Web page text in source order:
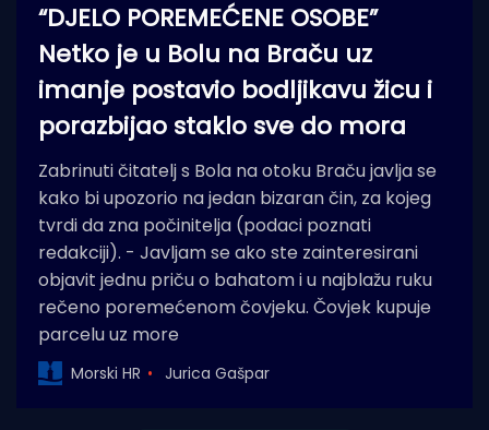
“DJELO POREMEĆENE OSOBE”
Netko je u Bolu na Braču uz
imanje postavio bodljikavu žicu i
porazbijao staklo sve do mora
Zabrinuti čitatelj s Bola na otoku Braču javlja se
kako bi upozorio na jedan bizaran čin, za kojeg
tvrdi da zna počinitelja (podaci poznati
redakciji). - Javljam se ako ste zainteresirani
objavit jednu priču o bahatom i u najblažu ruku
rečeno poremećenom čovjeku. Čovjek kupuje
parcelu uz more
Morski HR Jurica Gašpar